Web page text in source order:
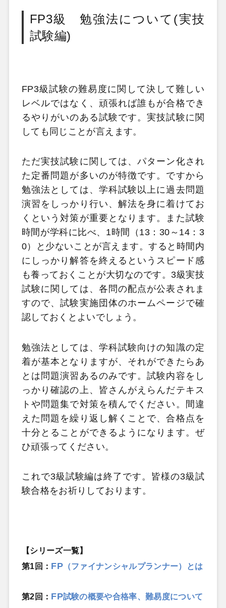
FP3級 勉強法について(実技
試験編)
FP3級試験の難易度に関して決して難しい
レベルではなく、頑張れば誰もが合格でき
るやりがいのある試験です。実技試験に関
しても同じことが言えます。
ただ実技試験に関しては、パターン化され
た定番問題が多いのが特徴です。ですから
勉強法としては、学科試験以上に過去問題
演習をしっかり行い、解法を身に着けてお
くという対策が重要となります。また試験
時間が学科に比べ、1時間（13：30～14：3
0）と少ないことが言えます。すると時間内
にしっかり解答を終えるというスピード感
も養っておくことが大切なのです。3級実技
試験に関しては、各問の配点が公表されま
すので、試験実施団体のホームページで確
認しておくとよいでしょう。
勉強法としては、学科試験向けの知識の定
着が基本となりますが、それができたらあ
とは問題演習あるのみです。試験内容をし
っかり確認の上、皆さんがえらんだテキス
トや問題集で対策を積んでください。間違
えた問題を繰り返し解くことで、合格点を
十分とることができるようになります。ぜ
ひ頑張ってください。
これで3級試験編は終了です。皆様の3級試
験合格をお祈りしております。
【シリーズ一覧】
第1 回 ： FP（ファイナンシャルプランナー）とは
第2 回 ： FP試験の概要や合格率、難易度について